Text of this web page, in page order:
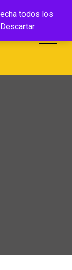
todos los
Descartar